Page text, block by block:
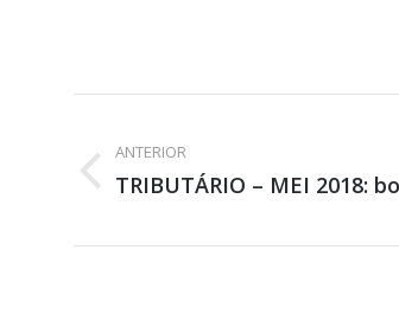
deANTERIOR
Post
TRIBUTÁRIO – MEI 2018: